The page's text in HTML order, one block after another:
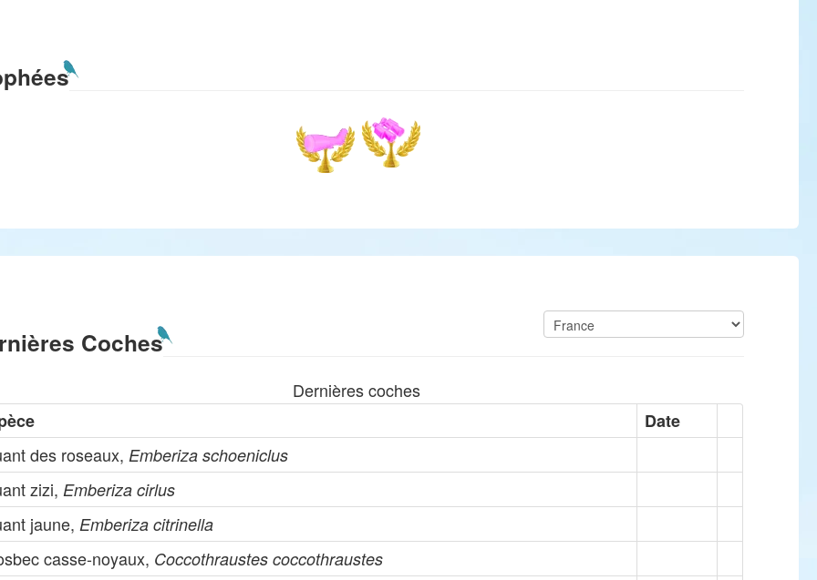
Coches
Dernières coches
Date
des roseaux, Emberiza schoeniclus
zizi, Emberiza cirlus
jaune, Emberiza citrinella
casse-noyaux, Coccothraustes coccothraustes